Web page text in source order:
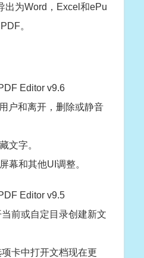
出为Word，Excel和ePu
。
Editor v9.6
户和离开，删除或静音
文字。
幕和其他UI调整。
Editor v9.5
前或自定目录创建新文
卡中打开文档现在更